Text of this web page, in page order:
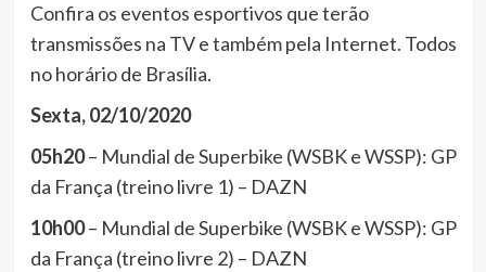
Confira os eventos esportivos que terão
transmissões na TV e também pela Internet. Todos
no horário de Brasília.
Sexta, 02/10/2020
05h20– Mundial de Superbike (WSBK e WSSP): GP
da França (treino livre 1) – DAZN
10h00– Mundial de Superbike (WSBK e WSSP): GP
da França (treino livre 2) – DAZN